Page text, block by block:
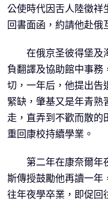
公使時代因舌人陸徵祥
回書面函，約請他赴俄
在俄京圣彼得堡及
負翻譯及協助館中事
切，一年后，他提出告
緊缺，肇基又是年青
走，直弄到不歡而散的
重回康校持續學業。
第二年在康奈爾年
斯傳授鼓勵他再讀一年
往年夜學卒業，即促回